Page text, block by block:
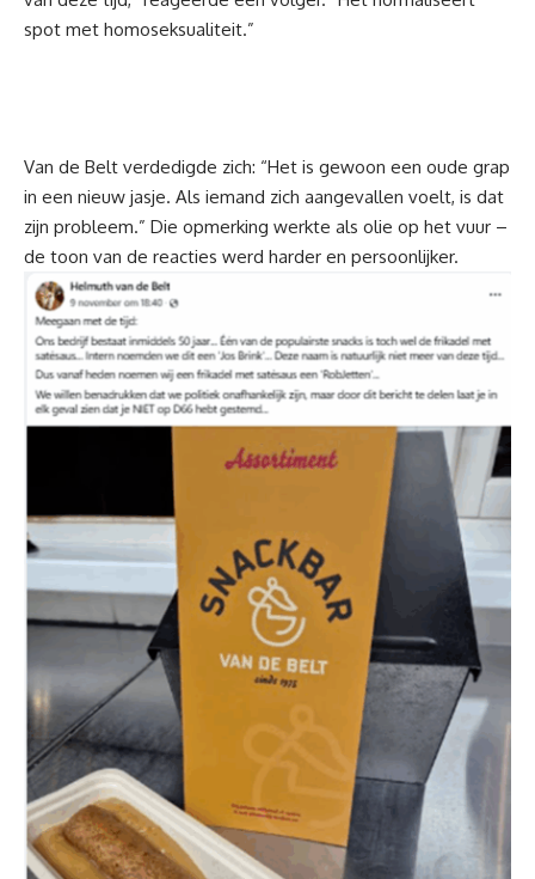
spot met homoseksualiteit.”
Van de Belt verdedigde zich: “Het is gewoon een oude grap
in een nieuw jasje. Als iemand zich aangevallen voelt, is dat
zijn probleem.” Die opmerking werkte als olie op het vuur –
de toon van de reacties werd harder en persoonlijker.